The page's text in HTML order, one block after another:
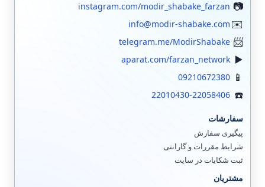
instagram.com/modir_shabake_farzan
info@modir-shabake.com
telegram.me/ModirShabake
aparat.com/farzan_network
09210672380
22010430-22058406
سفارشات
پیگیری سفارش
شرایط مقررات و گارانتی
ثبت شکایات در سایت
مشتریان